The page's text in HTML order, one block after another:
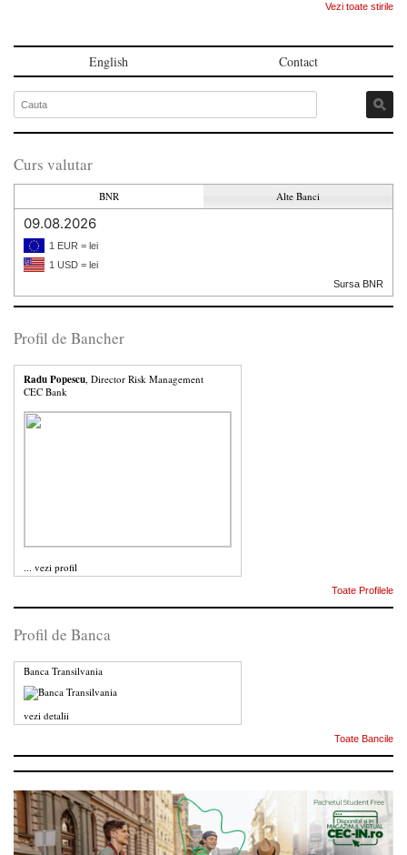
Vezi toate stirile
English Contact
Curs valutar
BNR Alte Banci
09.08.2026
1 EUR = lei
1 USD = lei
Sursa BNR
Profil de Bancher
Radu Popescu, Director Risk Management
CEC Bank
... vezi profil
Toate Profilele
Profil de Banca
Banca Transilvania
vezi detalii
Toate Bancile